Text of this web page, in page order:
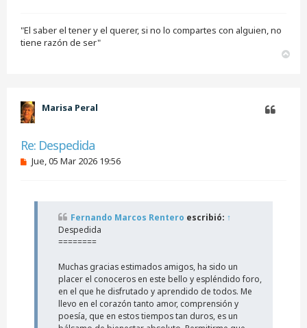
"El saber el tener y el querer, si no lo compartes con alguien, no
tiene razón de ser"
Marisa Peral
Re: Despedida
M
e
Jue, 05 Mar 2026 19:56
Fernando Marcos Rentero escribió: ↑
Despedida
========
Muchas gracias estimados amigos, ha sido un
placer el conoceros en este bello y espléndido foro,
en el que he disfrutado y aprendido de todos. Me
llevo en el corazón tanto amor, comprensión y
poesía, que en estos tiempos tan duros, es un